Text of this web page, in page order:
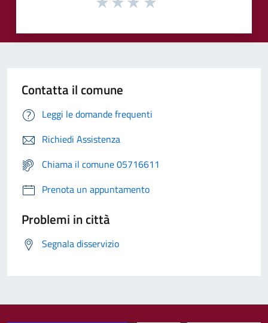
Contatta il comune
Leggi le domande frequenti
Richiedi Assistenza
Chiama il comune 05716611
Prenota un appuntamento
Problemi in città
Segnala disservizio